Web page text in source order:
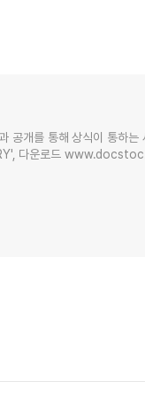
공개를 통해 상식이 통하
다운로드